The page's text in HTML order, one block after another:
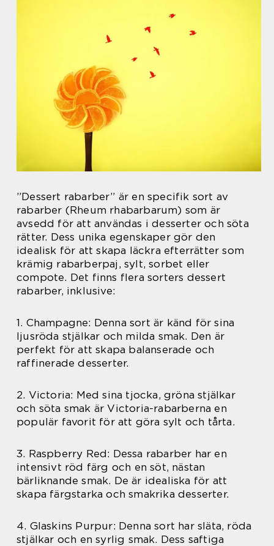
”Dessert rabarber” är en specifik sort av
rabarber (Rheum rhabarbarum) som är
avsedd för att användas i desserter och söta
rätter. Dess unika egenskaper gör den
idealisk för att skapa läckra efterrätter som
krämig rabarberpaj, sylt, sorbet eller
compote. Det finns flera sorters dessert
rabarber, inklusive:
1. Champagne: Denna sort är känd för sina
ljusröda stjälkar och milda smak. Den är
perfekt för att skapa balanserade och
raffinerade desserter.
2. Victoria: Med sina tjocka, gröna stjälkar
och söta smak är Victoria-rabarberna en
populär favorit för att göra sylt och tårta.
3. Raspberry Red: Dessa rabarber har en
intensivt röd färg och en söt, nästan
bärliknande smak. De är idealiska för att
skapa färgstarka och smakrika desserter.
4. Glaskins Purpur: Denna sort har släta, röda
stjälkar och en syrlig smak. Dess saftiga